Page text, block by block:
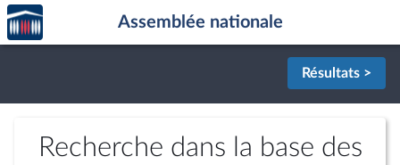
Aller au contenu
Aller en bas de la page
Accèder
à la
page
Assemblée nationale
Résultats >
Recherche dans la base des